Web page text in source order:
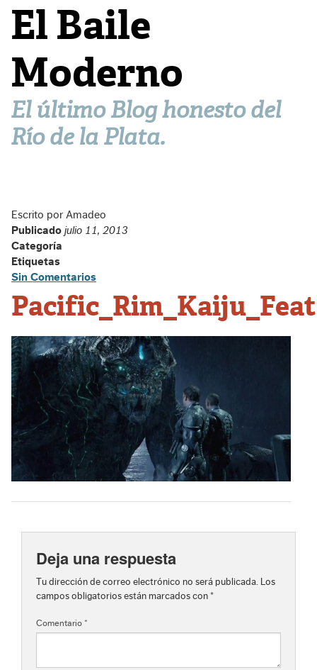
El Baile
Moderno
El último Blog honesto del
Río de la Plata.
Escrito por Amadeo
Publicado julio 11, 2013
Categoría
Etiquetas
Sin Comentarios
Deja una respuesta
Tu dirección de correo electrónico no será publicada. Los
campos obligatorios están marcados con *
Comentario *